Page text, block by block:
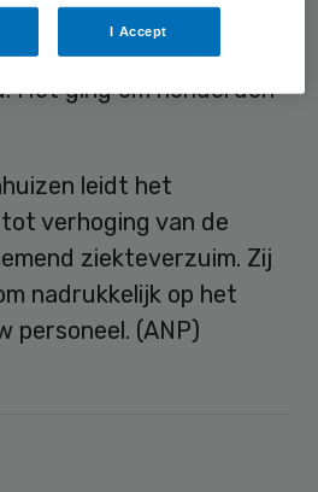
zegt vorig jaar
acute operaties te
Het ging om honderden
leidt het
verhoging van de
ziekteverzuim. Zij
nadrukkelijk op het
personeel. (ANP)
I Accept